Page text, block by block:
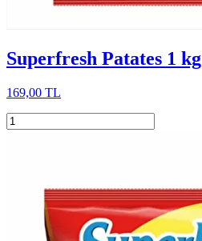
Superfresh Patates 1 kg
169,00 TL